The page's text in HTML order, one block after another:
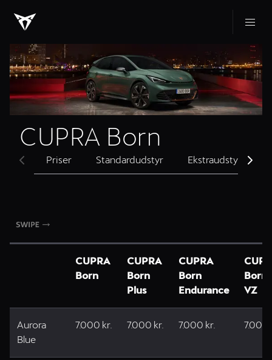
CUPRA Born
Priser Standardudstyr Ekstraudstyr
CUPRA
Born
CUPRA
Born
Plus
CUPRA
Born
Endurance
Born
VZ
Aurora
Blue
7.000 kr. 7.000 kr. 7.000 kr. 7.000